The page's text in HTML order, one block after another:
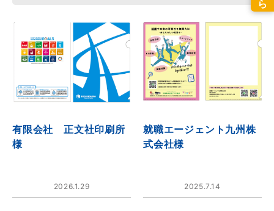
有限会社 正文社印刷所
様
2026.1.29
就職エージェント九州株
式会社様
2025.7.14